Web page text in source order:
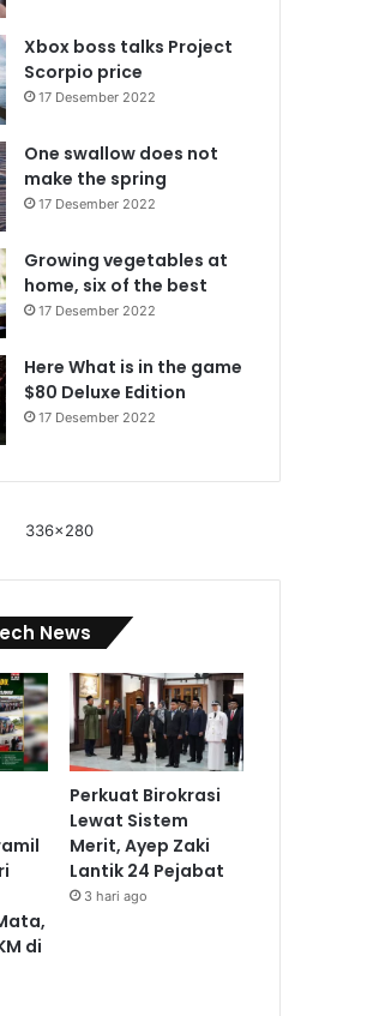
Xbox boss talks Project
Scorpio price
17 Desember 2022
One swallow does not
make the spring
17 Desember 2022
Growing vegetables at
home, six of the best
17 Desember 2022
Here What is in the game
$80 Deluxe Edition
17 Desember 2022
336x280
News
di
Perkuat Birokrasi
Lewat Sistem
Merit, Ayep Zaki
Lantik 24 Pejabat
3 hari ago